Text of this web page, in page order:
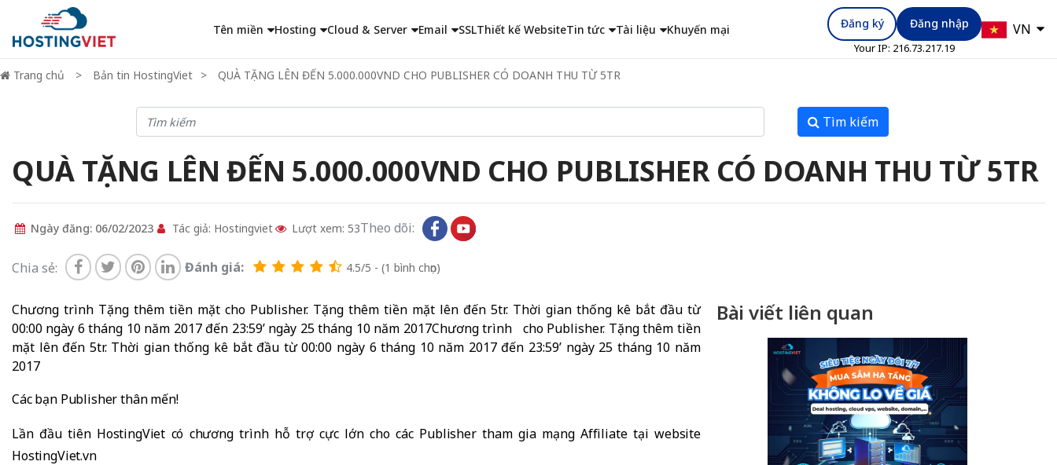
Tên miền Hosting Cloud & Server Email SSLThiết kế WebsiteTin tức Tài liệu Khuyến mại Đăng ký Đăng nhập
Your IP: 216.73.217.19
VN
Trang chủ Bản tin HostingViet QUÀ TẶNG LÊN ĐẾN 5.000.000VND CHO PUBLISHER CÓ DOANH THU TỪ 5TR
Tìm kiếm
QUÀ TẶNG LÊN ĐẾN 5.000.000VND CHO PUBLISHER CÓ DOANH THU TỪ 5TR
Ngày đăng: 06/02/2023 Tác giả: Hostingviet Lượt xem: 53Theo dõi:
Chia sẻ: Đánh giá: 4.5/5 - (1 bình chọn)
Chương trình Tặng thêm tiền mặt cho Publisher. Tặng thêm tiền mặt lên đến 5tr. Thời gian thống kê bắt đầu từ
00:00 ngày 6 tháng 10 năm 2017 đến 23:59’ ngày 25 tháng 10 năm 2017Chương trình cho Publisher. Tặng thêm tiền
mặt lên đến 5tr. Thời gian thống kê bắt đầu từ 00:00 ngày 6 tháng 10 năm 2017 đến 23:59’ ngày 25 tháng 10 năm
2017
Các bạn Publisher thân mến!
Lần đầu tiên HostingViet có chương trình hỗ trợ cực lớn cho các Publisher tham gia mạng Affiliate tại website
HostingViet.vn
Bài viết liên quan